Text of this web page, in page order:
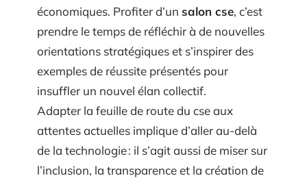
économiques. Profiter d’un salon cse, c’est
prendre le temps de réfléchir à de nouvelles
orientations stratégiques et s’inspirer des
exemples de réussite présentés pour
insuffler un nouvel élan collectif.
Adapter la feuille de route du cse aux
attentes actuelles implique d’aller au-delà
de la technologie : il s’agit aussi de miser sur
l’inclusion, la transparence et la création de